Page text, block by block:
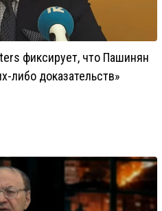
фиксирует, что Пашинян
либо доказательств»